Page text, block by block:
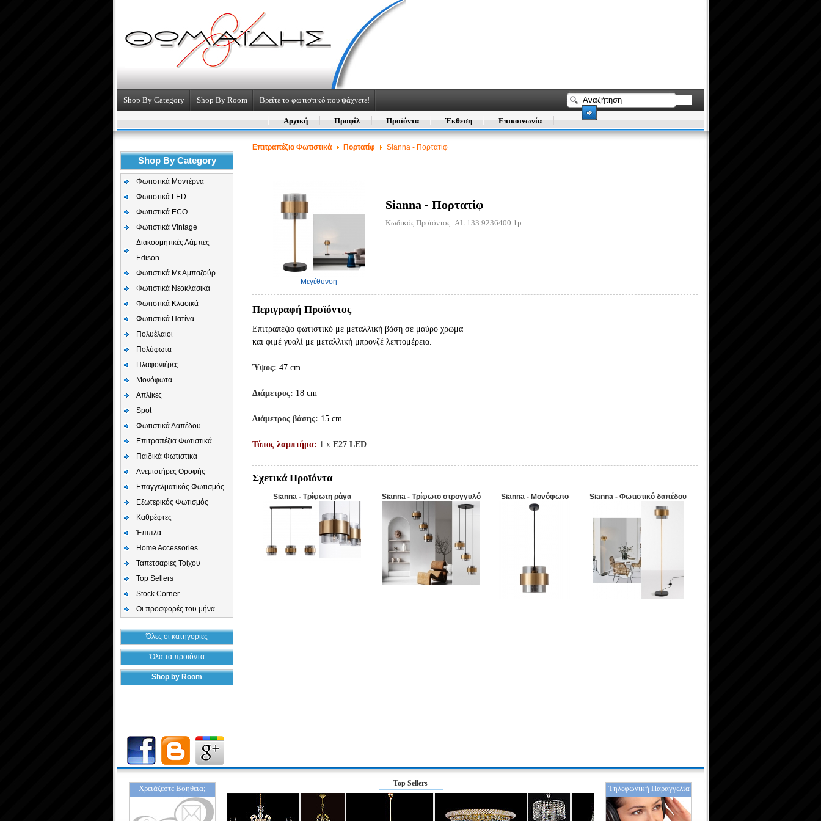
Shop By Category Shop By Room Βρείτε το φωτιστικό που ψάχνετε!
Αρχική Προφίλ Προϊόντα Έκθεση Επικοινωνία
Shop By Category
Φωτιστικά Μοντέρνα
Φωτιστικά LED
Φωτιστικά ECO
Φωτιστικά Vintage
Διακοσμητικές Λάμπες
Edison
Φωτιστικά Με Αμπαζούρ
Φωτιστικά Νεοκλασικά
Φωτιστικά Κλασικά
Φωτιστικά Πατίνα
Πολυέλαιοι
Πολύφωτα
Πλαφονιέρες
Μονόφωτα
Απλίκες
Spot
Φωτιστικά Δαπέδου
Επιτραπέζια Φωτιστικά
Παιδικά Φωτιστικά
Aνεμιστήρες Οροφής
Επαγγελματικός Φωτισμός
Εξωτερικός Φωτισμός
Καθρέφτες
Έπιπλα
Home Accessories
Ταπετσαρίες Τοίχου
Top Sellers
Stock Corner
Οι προσφορές του μήνα
Όλες οι κατηγορίες
Όλα τα προϊόντα
Shop by Room
Επιτραπέζια Φωτιστικά Πορτατίφ Sianna - Πορτατίφ
Μεγέθυνση
Sianna - Πορτατίφ
Κωδικός Προϊόντος: AL.133.9236400.1p
Περιγραφή Προϊόντος
Επιτραπέζιο φωτιστικό με μεταλλική βάση σε μαύρο χρώμα
και φιμέ γυαλί με μεταλλική μπρονζέ λεπτομέρεια.
Ύψος: 47 cm
Διάμετρος: 18 cm
Διάμετρος βάσης: 15 cm
Τύπος λαμπτήρα: 1 x E27 LED
Σχετικά Προϊόντα
Sianna - Τρίφωτη ράγα Sianna - Τρίφωτο στρογγυλό Sianna - Μονόφωτο Sianna - Φωτιστικό δαπέδου
Χρειάζεστε Βοήθεια;
Top Sellers
Τηλεφωνική Παραγγελία